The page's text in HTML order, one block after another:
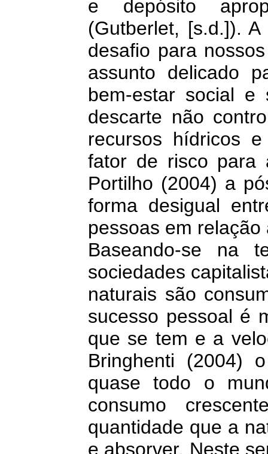
e depósito
(Gutberlet, [s.d.]).
desafio para
assunto delicado
bem-estar social e
descarte não
recursos hídricos
fator de risco para
Portilho (2004) a
forma desigual
pessoas em
Baseando-se na
sociedades
naturais são
sucesso pessoal é
que se tem e a
Bringhenti (2004)
quase todo o
consumo
quantidade que a
e absorver. Neste